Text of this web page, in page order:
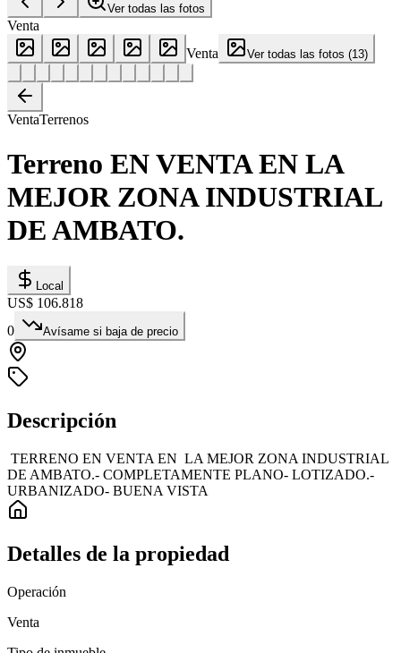
Ver todas las fotos
Venta
Venta
Ver todas las fotos (13)
VentaTerrenos
Terreno EN VENTA EN LA
MEJOR ZONA INDUSTRIAL
DE AMBATO.
Local
US$ 106.818
0
Avísame si baja de precio
Descripción
TERRENO EN VENTA EN LA MEJOR ZONA INDUSTRIAL
DE AMBATO.- COMPLETAMENTE PLANO- LOTIZADO.-
URBANIZADO- BUENA VISTA
Detalles de la propiedad
Operación
Venta